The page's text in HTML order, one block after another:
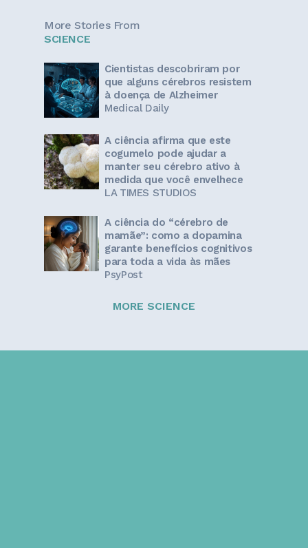
More Stories From
SCIENCE
Cientistas descobriram por
que alguns cérebros resistem
à doença de Alzheimer
Medical Daily
A ciência afirma que este
cogumelo pode ajudar a
manter seu cérebro ativo à
medida que você envelhece
LA TIMES STUDIOS
A ciência do “cérebro de
mamãe”: como a dopamina
garante benefícios cognitivos
para toda a vida às mães
PsyPost
MORE SCIENCE